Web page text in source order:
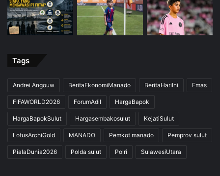
Tags
Andrei Angouw BeritaEkonomiManado BeritaHariIni Emas
FIFAWORLD2026 ForumAdil HargaBapok
HargaBapokSulut Hargasembakosulut KejatiSulut
LotusArchiGold MANADO Pemkot manado Pemprov sulut
PialaDunia2026 Polda sulut Polri SulawesiUtara